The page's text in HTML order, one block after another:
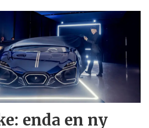
enda en ny